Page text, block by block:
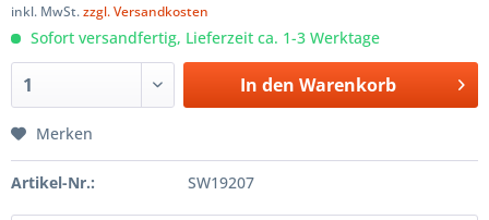
inkl. MwSt.zzgl. Versandkosten
Sofort versandfertig, Lieferzeit ca. 1-3 Werktage
In den Warenkorb
Merken
Artikel-Nr.: SW19207